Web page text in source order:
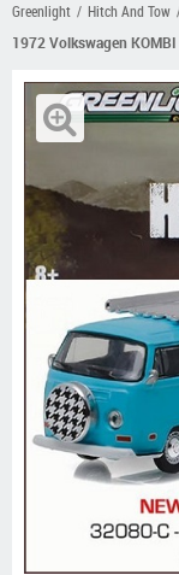
Greenlight
Hitch And Tow
1972 Volkswagen